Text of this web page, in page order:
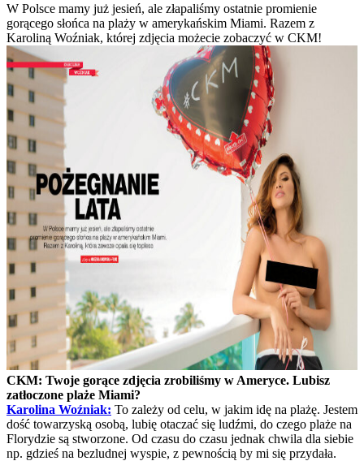
W Polsce mamy już jesień, ale złapaliśmy ostatnie promienie
gorącego słońca na plaży w amerykańskim Miami. Razem z
Karoliną Woźniak, której zdjęcia możecie zobaczyć w CKM!
CKM: Twoje gorące zdjęcia zrobiliśmy w Ameryce. Lubisz
zatłoczone plaże Miami?
Karolina Woźniak: To zależy od celu, w jakim idę na plażę. Jestem
dość towarzyską osobą, lubię otaczać się ludźmi, do czego plaże na
Florydzie są stworzone. Od czasu do czasu jednak chwila dla siebie
np. gdzieś na bezludnej wyspie, z pewnością by mi się przydała.